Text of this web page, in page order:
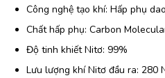
Công nghệ tạo khí: Hấp phụ
Chất hấp phụ: Carbon
Độ tinh khiết Nitơ: 99%
Lưu lượng khí Nitơ đầu ra: 280